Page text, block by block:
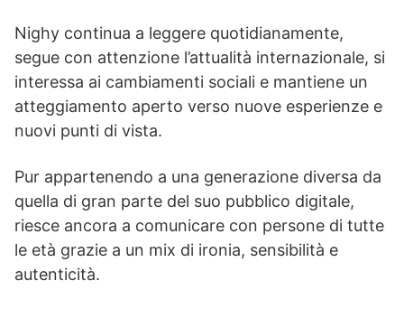
Nighy continua a leggere quotidianamente,
segue con attenzione l’attualità internazionale, si
interessa ai cambiamenti sociali e mantiene un
atteggiamento aperto verso nuove esperienze e
nuovi punti di vista.
Pur appartenendo a una generazione diversa da
quella di gran parte del suo pubblico digitale,
riesce ancora a comunicare con persone di tutte
le età grazie a un mix di ironia, sensibilità e
autenticità.